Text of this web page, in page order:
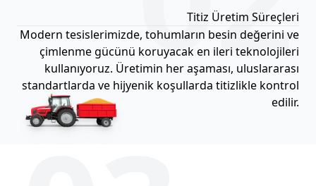
Titiz Üretim Süreçleri
Modern tesislerimizde, tohumların besin değerini ve
çimlenme gücünü koruyacak en ileri teknolojileri
kullanıyoruz. Üretimin her aşaması, uluslararası
standartlarda ve hijyenik koşullarda titizlikle kontrol
edilir.